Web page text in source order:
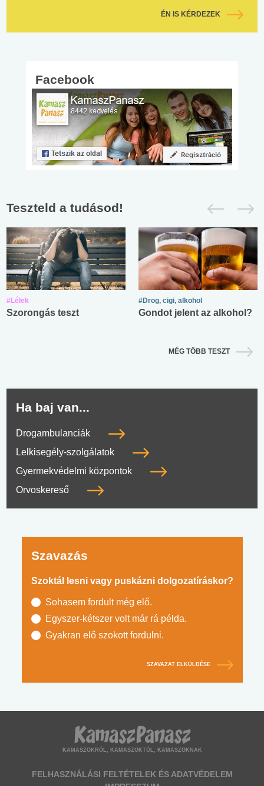
ÉN IS KÉRDEZEK
Facebook
Teszteld a tudásod!
#Lélek
Szorongás teszt
#Drog, cigi, alkohol
Gondot jelent az alkohol?
MÉG TÖBB TESZT
Ha baj van...
Drogambulanciák
Lelkisegély-szolgálatok
Gyermekvédelmi központok
Orvoskereső
Szavazás
Szoktál lesni vagy puskázni dolgozatíráskor?
Sohasem fordult még elő.
Egyszer-kétszer volt már rá példa.
Gyakran elő szokott fordulni.
SZAVAZAT ELKÜLDÉSE
KAMASZOKRÓL, KAMASZOKTÓL, KAMASZOKNAK
FELHASZNÁLÁSI FELTÉTELEK ÉS ADATVÉDELEM